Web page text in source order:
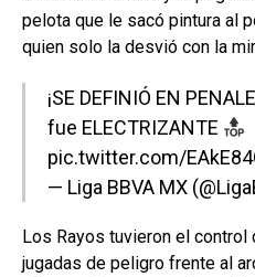
pelota que le sacó pintura al
quien solo la desvió con la
¡SE DEFINIÓ EN
fue ELECTRIZANTE
pic.twitter.com/
— Liga BBVA MX
Los Rayos tuvieron el control
jugadas de peligro frente al